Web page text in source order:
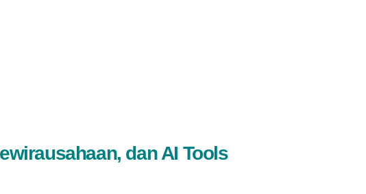
dan AI Tools